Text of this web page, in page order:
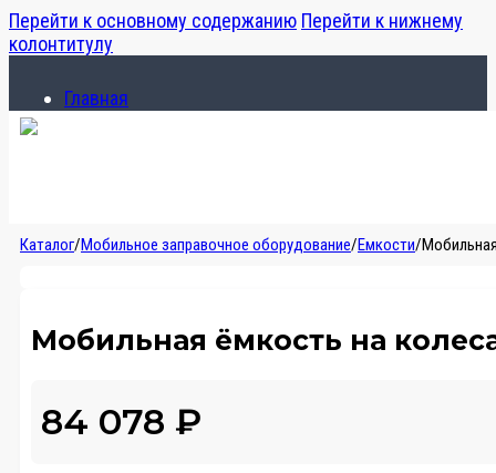
Перейти к основному содержанию Перейти к нижнему
колонтитулу
Главная
Каталог
Каталог/Мобильное заправочное оборудование/Емкости/
Мобильная ёмкость на
84 078 ₽